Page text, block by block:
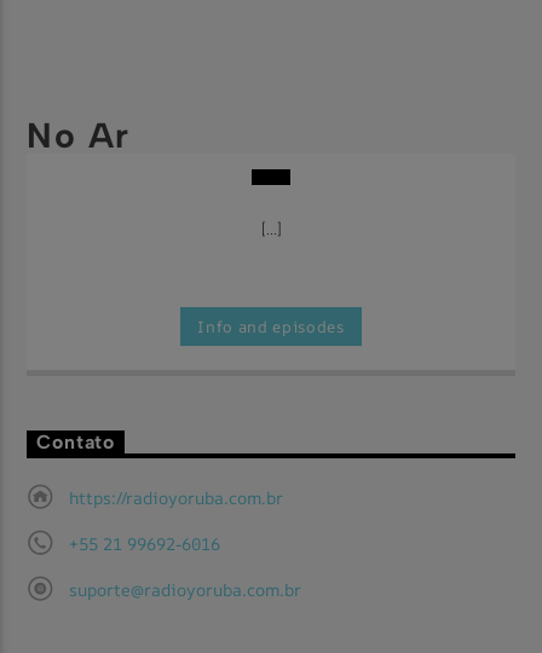
No Ar
[...]
Info and episodes
Contato
https://radioyoruba.com.br
+55 21 99692-6016
suporte@radioyoruba.com.br